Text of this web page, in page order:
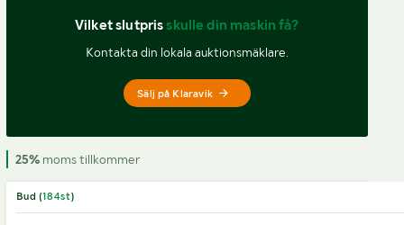
Vilket slutpris skulle din maskin få?
Kontakta din lokala auktionsmäklare.
Sälj på Klaravik
25%moms tillkommer
Bud (184st)